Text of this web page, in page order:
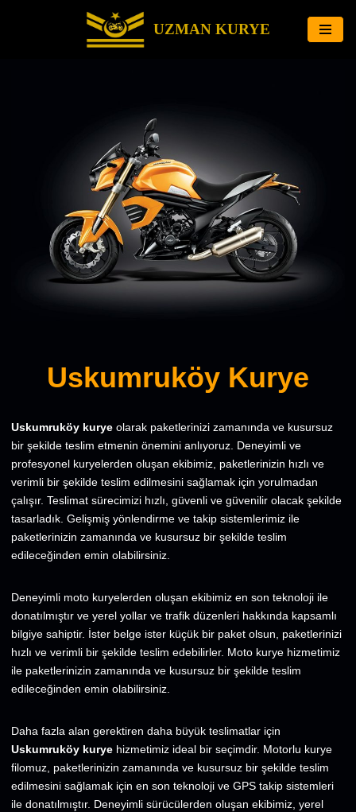
UZMAN KURYE
Uskumruköy Kurye
Uskumruköy kurye olarak paketlerinizi zamanında ve kusursuz
bir şekilde teslim etmenin önemini anlıyoruz. Deneyimli ve
profesyonel kuryelerden oluşan ekibimiz, paketlerinizin hızlı ve
verimli bir şekilde teslim edilmesini sağlamak için yorulmadan
çalışır. Teslimat sürecimizi hızlı, güvenli ve güvenilir olacak şekilde
tasarladık. Gelişmiş yönlendirme ve takip sistemlerimiz ile
paketlerinizin zamanında ve kusursuz bir şekilde teslim
edileceğinden emin olabilirsiniz.
Deneyimli moto kuryelerden oluşan ekibimiz en son teknoloji ile
donatılmıştır ve yerel yollar ve trafik düzenleri hakkında kapsamlı
bilgiye sahiptir. İster belge ister küçük bir paket olsun, paketlerinizi
hızlı ve verimli bir şekilde teslim edebilirler. Moto kurye hizmetimiz
ile paketlerinizin zamanında ve kusursuz bir şekilde teslim
edileceğinden emin olabilirsiniz.
Daha fazla alan gerektiren daha büyük teslimatlar için
Uskumruköy kurye hizmetimiz ideal bir seçimdir. Motorlu kurye
filomuz, paketlerinizin zamanında ve kusursuz bir şekilde teslim
edilmesini sağlamak için en son teknoloji ve GPS takip sistemleri
ile donatılmıştır. Deneyimli sürücülerden oluşan ekibimiz, yerel